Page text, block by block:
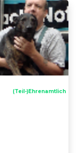
(Teil-)Ehrenamtlich